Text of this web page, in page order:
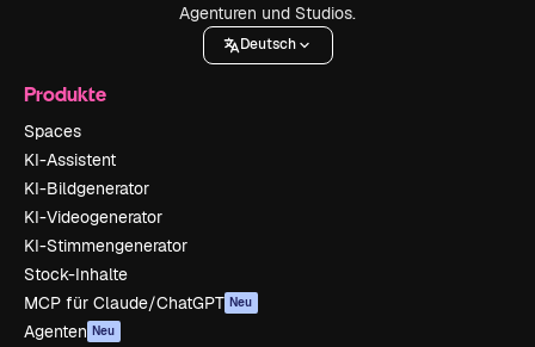
Agenturen und Studios.
Deutsch
Produkte
Spaces
KI-Assistent
KI-Bildgenerator
KI-Videogenerator
KI-Stimmengenerator
Stock-Inhalte
MCP für Claude/ChatGPT Neu
Agenten Neu